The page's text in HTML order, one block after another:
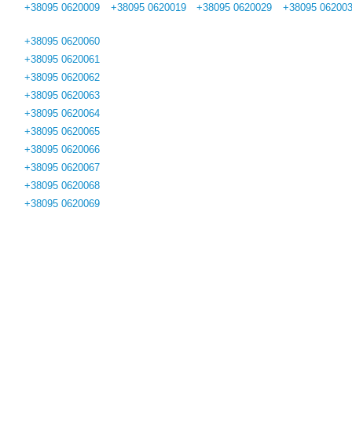
+38095 0620009
+38095 0620019
+38095 0620029
+38095
+38095 0620060
+38095 0620061
+38095 0620062
+38095 0620063
+38095 0620064
+38095 0620065
+38095 0620066
+38095 0620067
+38095 0620068
+38095 0620069